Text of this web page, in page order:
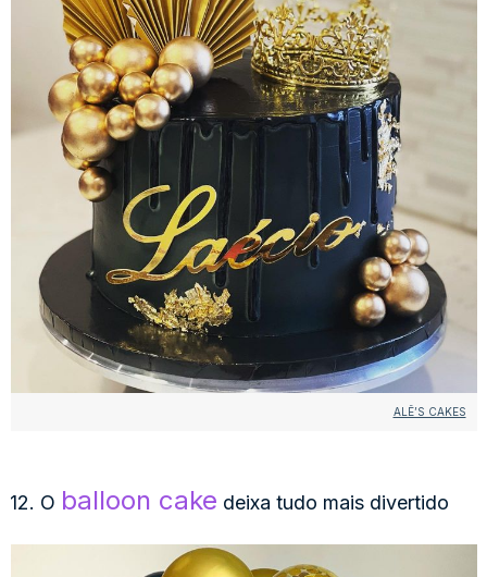
ALÊ’S CAKES
12. O balloon cake deixa tudo mais divertido